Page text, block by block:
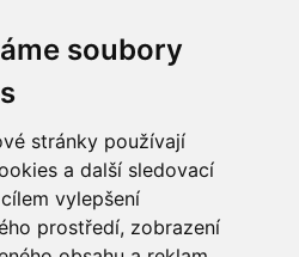
soubory
stránky používají
a další sledovací
vylepšení
prostředí, zobrazení